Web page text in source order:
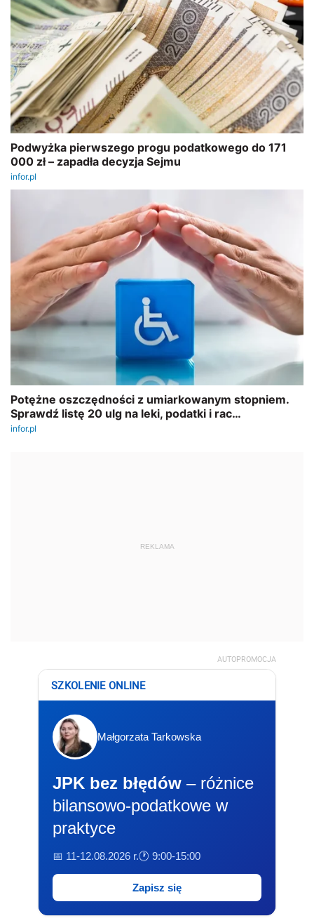
REKLAMA
AUTOPROMOCJA
SZKOLENIE ONLINE
Małgorzata Tarkowska
JPK bez błędów – różnice
bilansowo-podatkowe w
praktyce
📅 11-12.08.2026 r.🕐 9:00-15:00
Zapisz się